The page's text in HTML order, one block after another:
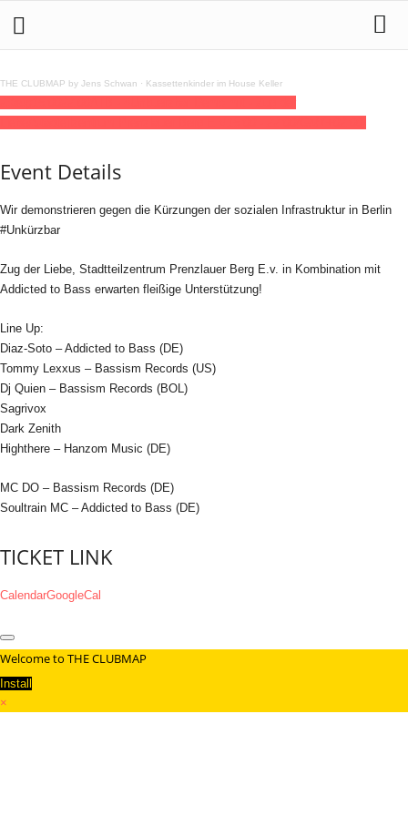
THE CLUBMAP by Jens Schwan · Kassettenkinder im House Keller
Event Details
Wir demonstrieren gegen die Kürzungen der sozialen Infrastruktur in Berlin
#Unkürzbar
Zug der Liebe, Stadtteilzentrum Prenzlauer Berg E.v. in Kombination mit
Addicted to Bass erwarten fleißige Unterstützung!
Line Up:
Diaz-Soto – Addicted to Bass (DE)
Tommy Lexxus – Bassism Records (US)
Dj Quien – Bassism Records (BOL)
Sagrivox
Dark Zenith
Highthere – Hanzom Music (DE)
MC DO – Bassism Records (DE)
Soultrain MC – Addicted to Bass (DE)
TICKET LINK
CalendarGoogleCal
Welcome to THE CLUBMAP
Install
×